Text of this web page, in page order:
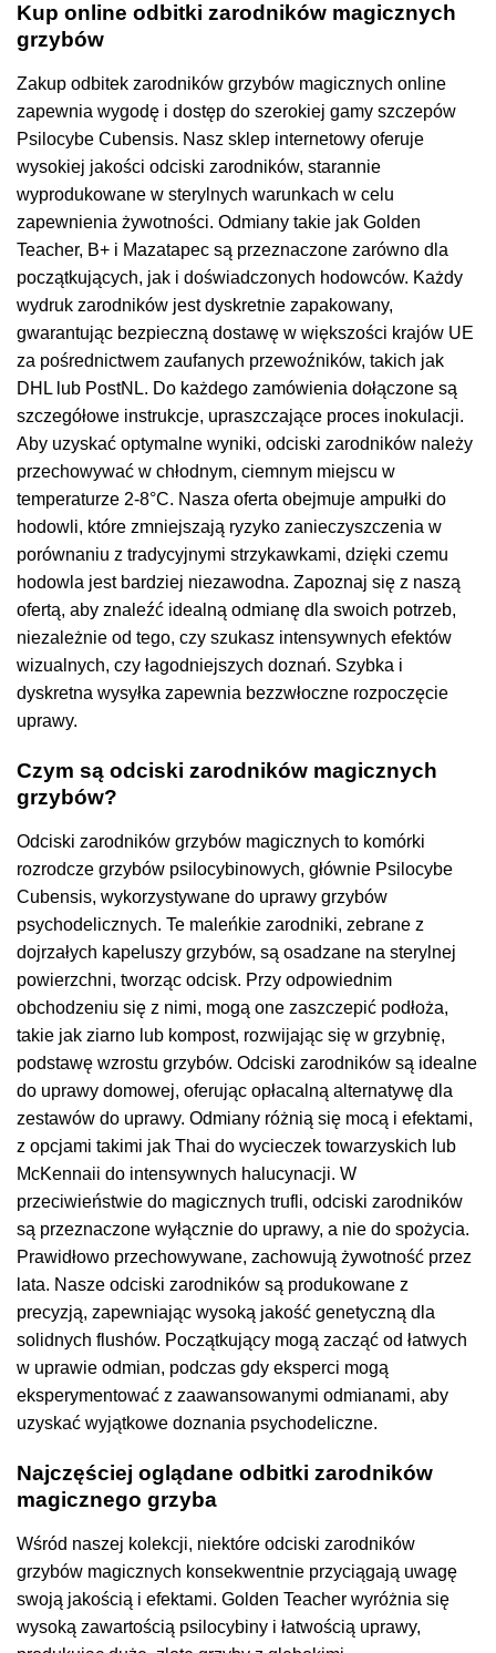
Kup online odbitki zarodników magicznych
grzybów
Zakup odbitek zarodników grzybów magicznych online
zapewnia wygodę i dostęp do szerokiej gamy szczepów
Psilocybe Cubensis. Nasz sklep internetowy oferuje
wysokiej jakości odciski zarodników, starannie
wyprodukowane w sterylnych warunkach w celu
zapewnienia żywotności. Odmiany takie jak Golden
Teacher, B+ i Mazatapec są przeznaczone zarówno dla
początkujących, jak i doświadczonych hodowców. Każdy
wydruk zarodników jest dyskretnie zapakowany,
gwarantując bezpieczną dostawę w większości krajów UE
za pośrednictwem zaufanych przewoźników, takich jak
DHL lub PostNL. Do każdego zamówienia dołączone są
szczegółowe instrukcje, upraszczające proces inokulacji.
Aby uzyskać optymalne wyniki, odciski zarodników należy
przechowywać w chłodnym, ciemnym miejscu w
temperaturze 2-8°C. Nasza oferta obejmuje ampułki do
hodowli, które zmniejszają ryzyko zanieczyszczenia w
porównaniu z tradycyjnymi strzykawkami, dzięki czemu
hodowla jest bardziej niezawodna. Zapoznaj się z naszą
ofertą, aby znaleźć idealną odmianę dla swoich potrzeb,
niezależnie od tego, czy szukasz intensywnych efektów
wizualnych, czy łagodniejszych doznań. Szybka i
dyskretna wysyłka zapewnia bezzwłoczne rozpoczęcie
uprawy.
Czym są odciski zarodników magicznych
grzybów?
Odciski zarodników grzybów magicznych to komórki
rozrodcze grzybów psilocybinowych, głównie Psilocybe
Cubensis, wykorzystywane do uprawy grzybów
psychodelicznych. Te maleńkie zarodniki, zebrane z
dojrzałych kapeluszy grzybów, są osadzane na sterylnej
powierzchni, tworząc odcisk. Przy odpowiednim
obchodzeniu się z nimi, mogą one zaszczepić podłoża,
takie jak ziarno lub kompost, rozwijając się w grzybnię,
podstawę wzrostu grzybów. Odciski zarodników są idealne
do uprawy domowej, oferując opłacalną alternatywę dla
zestawów do uprawy. Odmiany różnią się mocą i efektami,
z opcjami takimi jak Thai do wycieczek towarzyskich lub
McKennaii do intensywnych halucynacji. W
przeciwieństwie do magicznych trufli, odciski zarodników
są przeznaczone wyłącznie do uprawy, a nie do spożycia.
Prawidłowo przechowywane, zachowują żywotność przez
lata. Nasze odciski zarodników są produkowane z
precyzją, zapewniając wysoką jakość genetyczną dla
solidnych flushów. Początkujący mogą zacząć od łatwych
w uprawie odmian, podczas gdy eksperci mogą
eksperymentować z zaawansowanymi odmianami, aby
uzyskać wyjątkowe doznania psychodeliczne.
Najczęściej oglądane odbitki zarodników
magicznego grzyba
Wśród naszej kolekcji, niektóre odciski zarodników
grzybów magicznych konsekwentnie przyciągają uwagę
swoją jakością i efektami. Golden Teacher wyróżnia się
wysoką zawartością psilocybiny i łatwością uprawy,